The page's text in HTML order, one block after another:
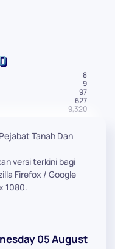
8
9
97
627
9,320
Pejabat Tanah Dan
versi terkini bagi
Firefox / Google
1080.
05 August